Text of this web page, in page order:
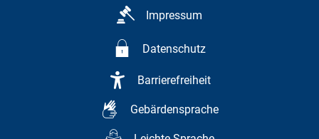
Impressum
Datenschutz
Barrierefreiheit
Gebärdensprache